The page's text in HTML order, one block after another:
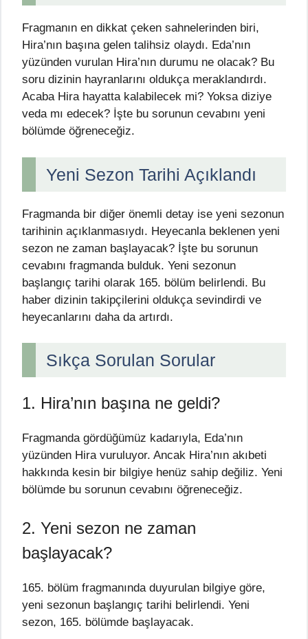
Fragmanın en dikkat çeken sahnelerinden biri,
Hira’nın başına gelen talihsiz olaydı. Eda’nın
yüzünden vurulan Hira’nın durumu ne olacak? Bu
soru dizinin hayranlarını oldukça meraklandırdı.
Acaba Hira hayatta kalabilecek mi? Yoksa diziye
veda mı edecek? İşte bu sorunun cevabını yeni
bölümde öğreneceğiz.
Yeni Sezon Tarihi Açıklandı
Fragmanda bir diğer önemli detay ise yeni sezonun
tarihinin açıklanmasıydı. Heyecanla beklenen yeni
sezon ne zaman başlayacak? İşte bu sorunun
cevabını fragmanda bulduk. Yeni sezonun
başlangıç tarihi olarak 165. bölüm belirlendi. Bu
haber dizinin takipçilerini oldukça sevindirdi ve
heyecanlarını daha da artırdı.
Sıkça Sorulan Sorular
1. Hira’nın başına ne geldi?
Fragmanda gördüğümüz kadarıyla, Eda’nın
yüzünden Hira vuruluyor. Ancak Hira’nın akıbeti
hakkında kesin bir bilgiye henüz sahip değiliz. Yeni
bölümde bu sorunun cevabını öğreneceğiz.
2. Yeni sezon ne zaman
başlayacak?
165. bölüm fragmanında duyurulan bilgiye göre,
yeni sezonun başlangıç tarihi belirlendi. Yeni
sezon, 165. bölümde başlayacak.